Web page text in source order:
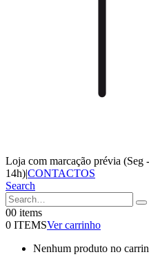
Loja com marcação prévia
14h)|CONTACTOS
Search
00 items
0 ITEMSVer carrinho
Nenhum produto no